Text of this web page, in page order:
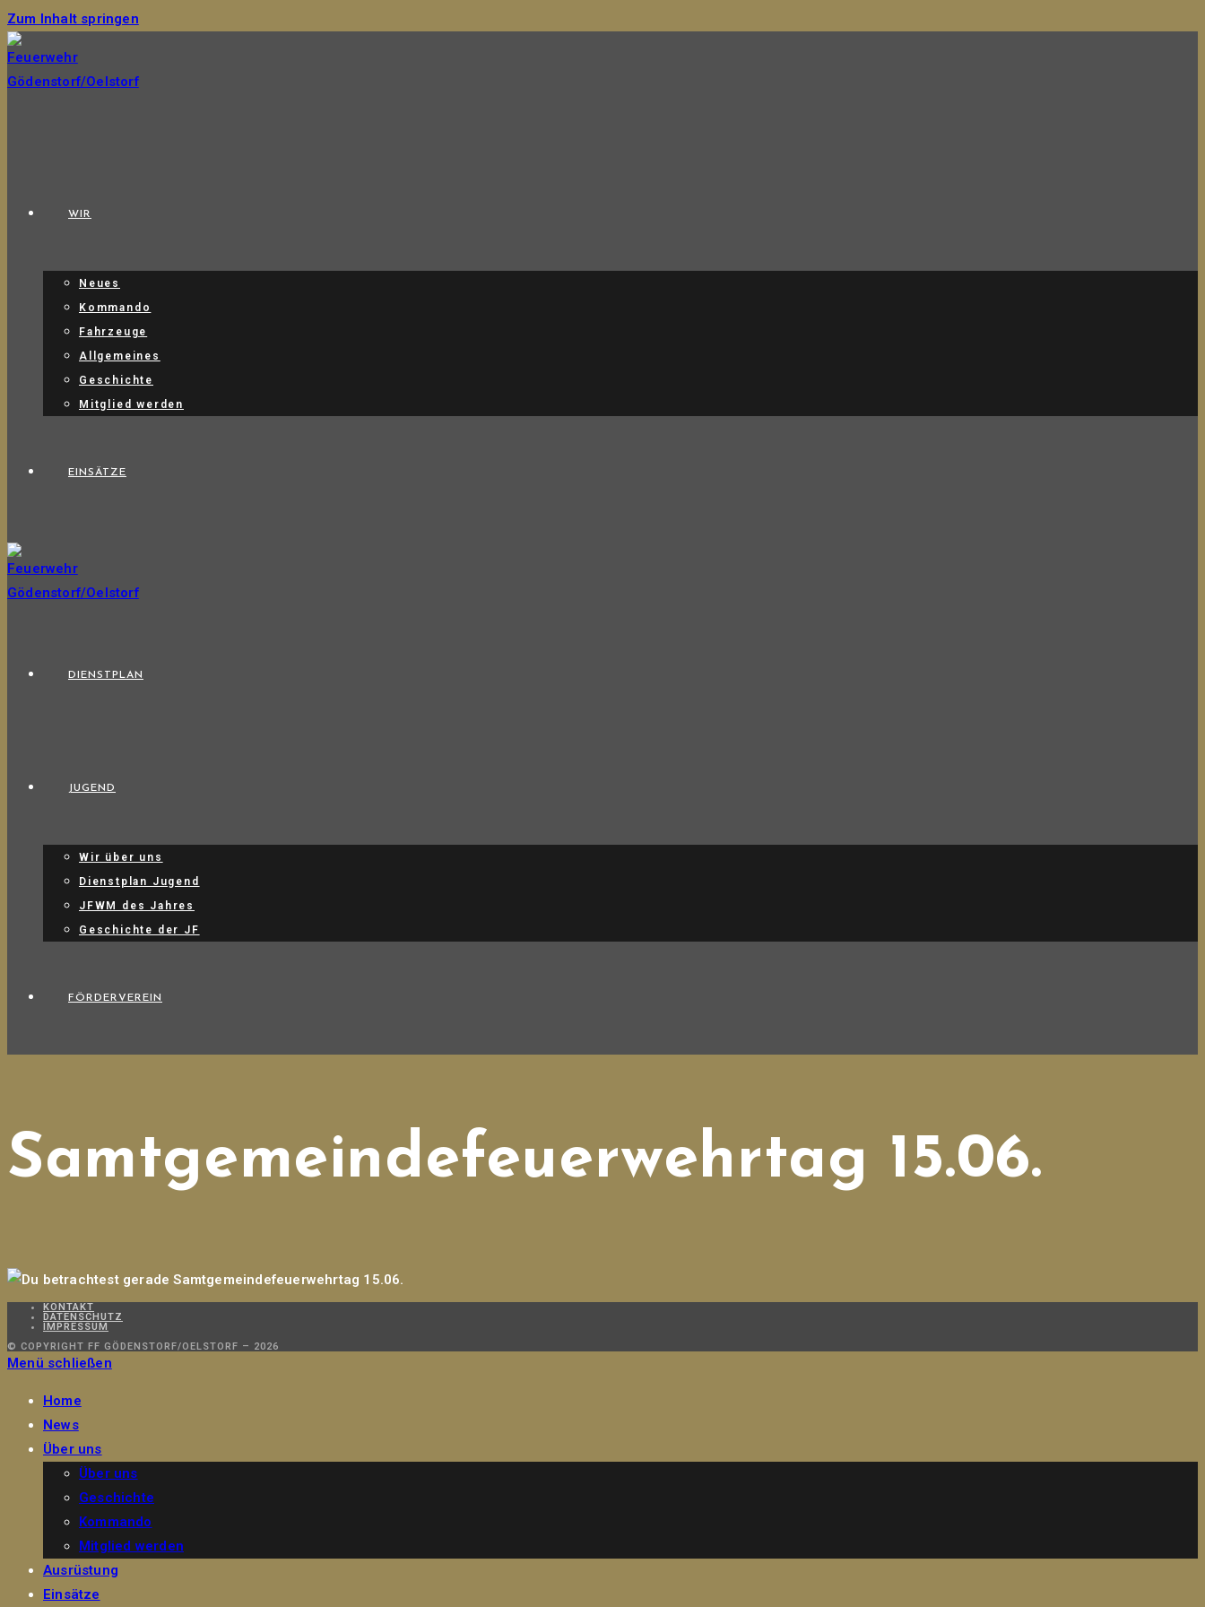
Zum Inhalt springen
WIR
Neues
Kommando
Fahrzeuge
Allgemeines
Geschichte
Mitglied werden
EINSÄTZE
DIENSTPLAN
JUGEND
Wir über uns
Dienstplan Jugend
JFWM des Jahres
Geschichte der JF
FÖRDERVEREIN
Samtgemeindefeuerwehrtag 15.06.
KONTAKT
DATENSCHUTZ
IMPRESSUM
© COPYRIGHT FF GÖDENSTORF/OELSTORF – 2026
Menü schließen
Home
News
Über uns
Über uns
Geschichte
Kommando
Mitglied werden
Ausrüstung
Einsätze